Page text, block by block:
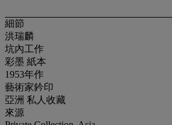
細節
洪瑞麟
坑內工作
彩墨 紙本
1953年作
藝術家鈐印
亞洲 私人收藏
來源